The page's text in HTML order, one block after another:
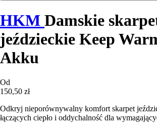
HKM Damskie
jeździeckie Keep
Akku
Od
150,50 zł
Odkryj nieporównywalny komfort skarpet
łączących ciepło i oddychalność dla